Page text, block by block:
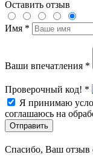
Оставить отзыв
Имя *
Ваши впечатления *
Проверочный код! *
Я принимаю
соглашаюсь на
Отправить
Спасибо, Ваш отзыв